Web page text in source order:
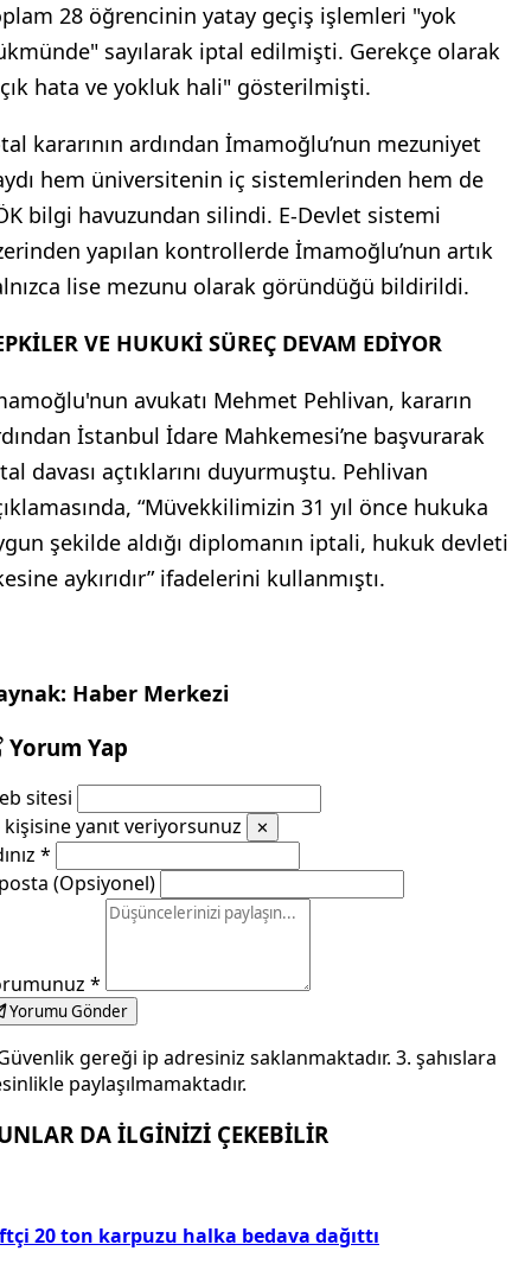
28 öğrencinin yatay geçiş işlemleri "yok
sayılarak iptal edilmişti. Gerekçe olarak
hata ve yokluk hali" gösterilmişti.
kararının ardından İmamoğlu’nun mezuniyet
hem üniversitenin iç sistemlerinden hem de
bilgi havuzundan silindi. E-Devlet sistemi
yapılan kontrollerde İmamoğlu’nun artık
lise mezunu olarak göründüğü bildirildi.
VE HUKUKİ SÜREÇ DEVAM EDİYOR
avukatı Mehmet Pehlivan, kararın
İstanbul İdare Mahkemesi’ne başvurarak
davası açtıklarını duyurmuştu. Pehlivan
“Müvekkilimizin 31 yıl önce hukuka
şekilde aldığı diplomanın iptali, hukuk devleti
aykırıdır” ifadelerini kullanmıştı.
Haber Merkezi
Yorum Yap
sitesi
kişisine yanıt veriyorsunuz
✕
*
(Opsiyonel)
*
Yorumu Gönder
gereği ip adresiniz saklanmaktadır. 3. şahıslara
paylaşılmamaktadır.
DA İLGİNİZİ ÇEKEBİLİR
20 ton karpuzu halka bedava dağıttı